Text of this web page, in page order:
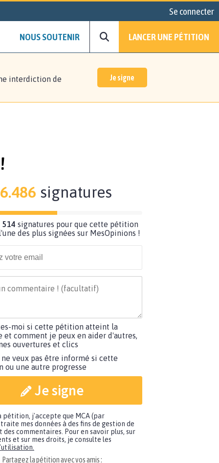
Se connecter
NOUS SOUTENIR LANCER UNE PÉTITION
interdiction de
Je signe
signatures
514 signatures pour que cette pétition
des plus signées sur MesOpinions !
moi si cette pétition atteint la
et comment je peux en aider d'autres,
ouvertures et clics
ne veux pas être informé si cette
ou une autre progresse
Je signe
pétition, j'accepte que MCA (par
mes données à des fins de gestion de
des commentaires. Pour en savoir plus, sur
et sur mes droits, je consulte les
Partagez la pétition avec vos amis :